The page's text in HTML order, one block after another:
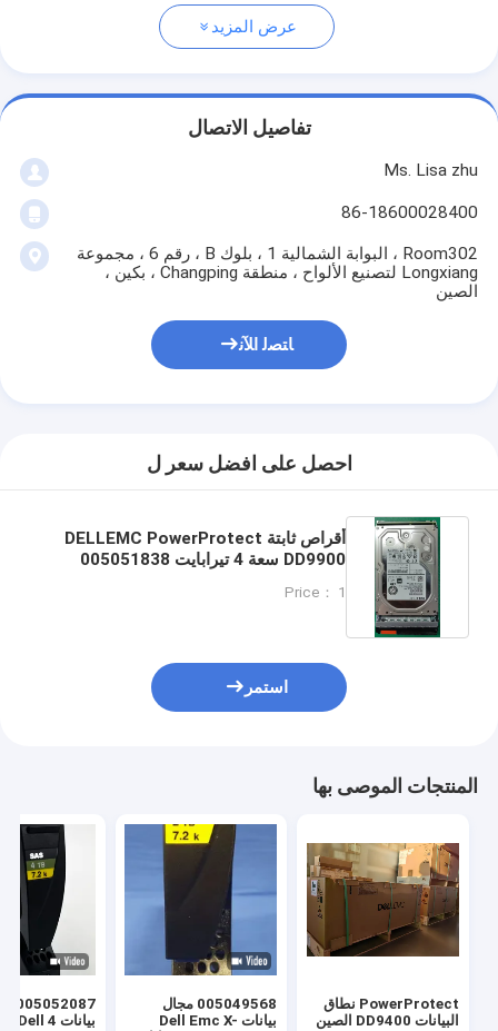
عرض المزيد
تفاصيل الاتصال
Ms. Lisa zhu
86-18600028400
Room302 ، البوابة الشمالية 1 ، بلوك B ، رقم 6 ، مجموعة
Longxiang لتصنيع الألواح ، منطقة Changping ، بكين ،
الصين
ﺎﺘﺼﻟ ﺍﻶﻧ
احصل على افضل سعر ل
أقراص ثابتة DELLEMC PowerProtect
DD9900 سعة 4 تيرابايت 005051838
Price： 1
استمر
المنتجات الموصى بها
PowerProtect نطاق
البيانات DD9400 الصين
005049568 مجال
بيانات Dell Emc X-